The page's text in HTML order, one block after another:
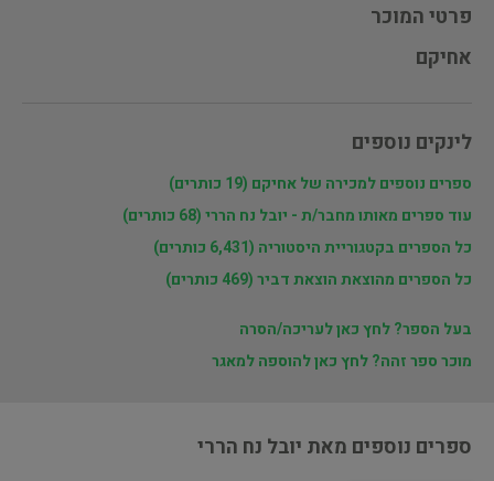
פרטי המוכר
אחיקם
לינקים נוספים
ספרים נוספים למכירה של אחיקם (19 כותרים)
עוד ספרים מאותו מחבר/ת - יובל נח הררי (68 כותרים)
כל הספרים בקטגוריית היסטוריה (6,431 כותרים)
כל הספרים מהוצאת הוצאת דביר (469 כותרים)
בעל הספר? לחץ כאן לעריכה/הסרה
מוכר ספר זהה? לחץ כאן להוספה למאגר
ספרים נוספים מאת יובל נח הררי